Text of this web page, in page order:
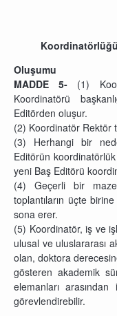
Oluşumu
MADDE 5- (1)
Koordinatörü
Editörden oluşur.
(2) Koordinatör Rektör
(3) Herhangi bir
Editörün koordinatörlük
yeni Baş Editörü
(4) Geçerli bir
toplantıların üçte
sona erer.
(5) Koordinatör, iş ve
ulusal ve uluslararası
olan, doktora
gösteren akademik
elemanları
görevlendirebilir.